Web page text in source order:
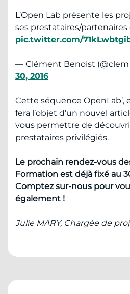
L’Open Lab présente les
ses prestataires/partenaires
pic.twitter.com/
— Clément Benoist
30, 2016
Cette séquence
fera l’objet d’un nouvel
vous permettre de
prestataires privilégiés.
Le prochain rendez-vous
Formation est déjà fixé au
Comptez sur-nous pour
également !
Julie MARY, Chargée de